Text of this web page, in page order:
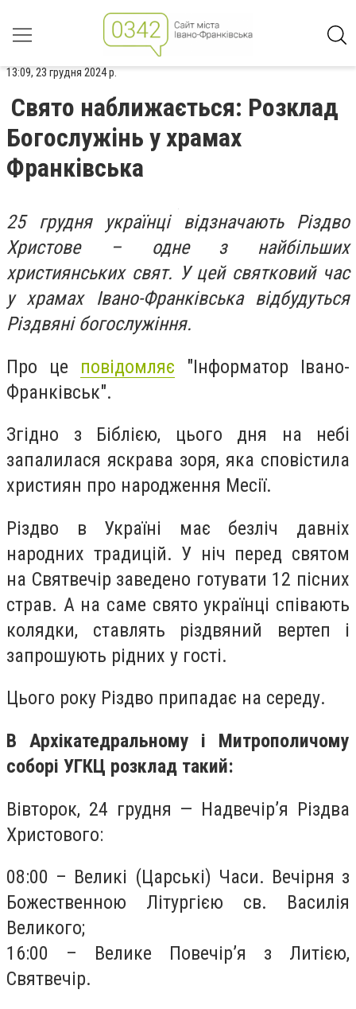
13:09, 23 грудня 2024 р.
Свято наближається: Розклад
Богослужінь у храмах
Франківська
25 грудня українці відзначають Різдво
Христове – одне з найбільших
християнських свят. У цей святковий час
у храмах Івано-Франківська відбудуться
Різдвяні богослужіння.
Про це повідомляє "Інформатор Івано-
Франківськ".
Згідно з Біблією, цього дня на небі
запалилася яскрава зоря, яка сповістила
християн про народження Месії.
Різдво в Україні має безліч давніх
народних традицій. У ніч перед святом
на Святвечір заведено готувати 12 пісних
страв. А на саме свято українці співають
колядки, ставлять різдвяний вертеп і
запрошують рідних у гості.
Цього року Різдво припадає на середу.
В Архікатедральному і Митрополичому
соборі УГКЦ розклад такий:
Вівторок, 24 грудня — Надвечір’я Різдва
Христового:
08:00 – Великі (Царські) Часи. Вечірня з
Божественною Літургією св. Василія
Великого;
16:00 – Велике Повечір’я з Литією,
Святвечір.